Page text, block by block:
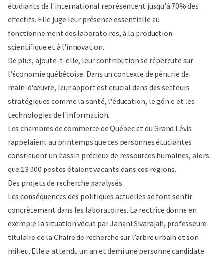
étudiants de l'international représentent jusqu'à 70% des
effectifs. Elle juge leur présence essentielle au
fonctionnement des laboratoires, à la production
scientifique et à l'innovation.
De plus, ajoute-t-elle, leur contribution se répercute sur
l'économie québécoise. Dans un contexte de pénurie de
main-d'œuvre, leur apport est crucial dans des secteurs
stratégiques comme la santé, l'éducation, le génie et les
technologies de l'information.
Les chambres de commerce de Québec et du Grand Lévis
rappelaient au printemps que ces personnes étudiantes
constituent un bassin précieux de ressources humaines, alors
que 13 000 postes étaient vacants dans ces régions.
Des projets de recherche paralysés
Les conséquences des politiques actuelles se font sentir
concrètement dans les laboratoires. La rectrice donne en
exemple la situation vécue par Janani Sivarajah, professeure
titulaire de la Chaire de recherche sur l’arbre urbain et son
milieu. Elle a attendu un an et demi une personne candidate